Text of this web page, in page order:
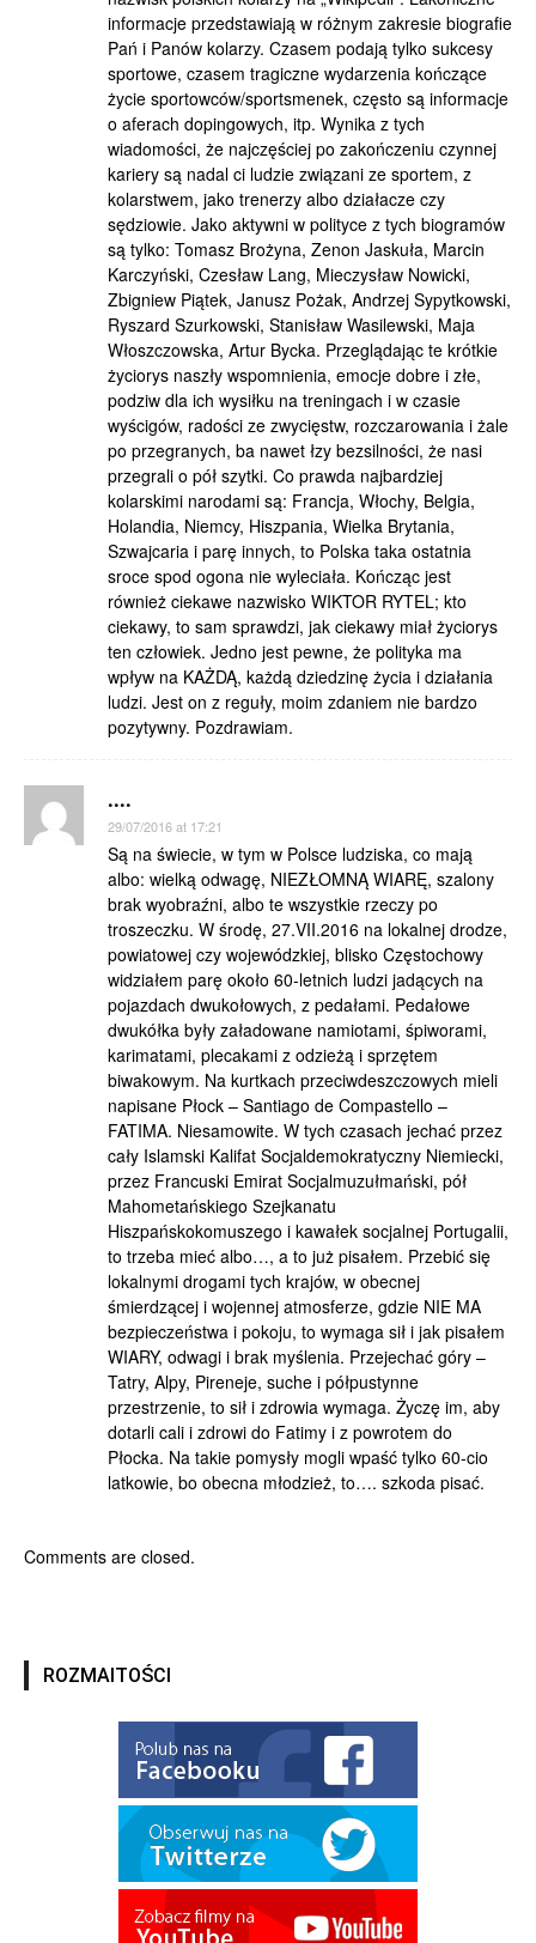
informacje przedstawiają w różnym zakresie biografie
Pań i Panów kolarzy. Czasem podają tylko sukcesy
sportowe, czasem tragiczne wydarzenia kończące
życie sportowców/sportsmenek, często są informacje
o aferach dopingowych, itp. Wynika z tych
wiadomości, że najczęściej po zakończeniu czynnej
kariery są nadal ci ludzie związani ze sportem, z
kolarstwem, jako trenerzy albo działacze czy
sędziowie. Jako aktywni w polityce z tych biogramów
są tylko: Tomasz Brożyna, Zenon Jaskuła, Marcin
Karczyński, Czesław Lang, Mieczysław Nowicki,
Zbigniew Piątek, Janusz Pożak, Andrzej Sypytkowski,
Ryszard Szurkowski, Stanisław Wasilewski, Maja
Włoszczowska, Artur Bycka. Przeglądając te krótkie
życiorys naszły wspomnienia, emocje dobre i złe,
podziw dla ich wysiłku na treningach i w czasie
wyścigów, radości ze zwycięstw, rozczarowania i żale
po przegranych, ba nawet łzy bezsilności, że nasi
przegrali o pół szytki. Co prawda najbardziej
kolarskimi narodami są: Francja, Włochy, Belgia,
Holandia, Niemcy, Hiszpania, Wielka Brytania,
Szwajcaria i parę innych, to Polska taka ostatnia
sroce spod ogona nie wyleciała. Kończąc jest
również ciekawe nazwisko WIKTOR RYTEL; kto
ciekawy, to sam sprawdzi, jak ciekawy miał życiorys
ten człowiek. Jedno jest pewne, że polityka ma
wpływ na KAŻDĄ, każdą dziedzinę życia i działania
ludzi. Jest on z reguły, moim zdaniem nie bardzo
pozytywny. Pozdrawiam.
....
29/07/2016 at 17:21
Są na świecie, w tym w Polsce ludziska, co mają
albo: wielką odwagę, NIEZŁOMNĄ WIARĘ, szalony
brak wyobraźni, albo te wszystkie rzeczy po
troszeczku. W środę, 27.VII.2016 na lokalnej drodze,
powiatowej czy wojewódzkiej, blisko Częstochowy
widziałem parę około 60-letnich ludzi jadących na
pojazdach dwukołowych, z pedałami. Pedałowe
dwukółka były załadowane namiotami, śpiworami,
karimatami, plecakami z odzieżą i sprzętem
biwakowym. Na kurtkach przeciwdeszczowych mieli
napisane Płock – Santiago de Compastello –
FATIMA. Niesamowite. W tych czasach jechać przez
cały Islamski Kalifat Socjaldemokratyczny Niemiecki,
przez Francuski Emirat Socjalmuzułmański, pół
Mahometańskiego Szejkanatu
Hiszpańskokomuszego i kawałek socjalnej Portugalii,
to trzeba mieć albo…, a to już pisałem. Przebić się
lokalnymi drogami tych krajów, w obecnej
śmierdzącej i wojennej atmosferze, gdzie NIE MA
bezpieczeństwa i pokoju, to wymaga sił i jak pisałem
WIARY, odwagi i brak myślenia. Przejechać góry –
Tatry, Alpy, Pireneje, suche i półpustynne
przestrzenie, to sił i zdrowia wymaga. Życzę im, aby
dotarli cali i zdrowi do Fatimy i z powrotem do
Płocka. Na takie pomysły mogli wpaść tylko 60-cio
latkowie, bo obecna młodzież, to…. szkoda pisać.
Comments are closed.
ROZMAITOŚCI